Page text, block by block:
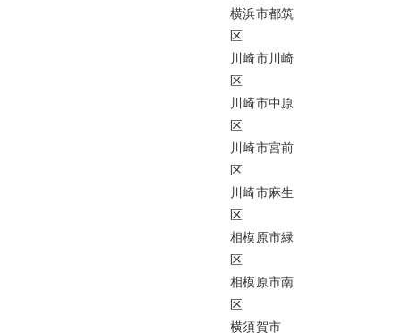
横浜市都筑
区
川崎市川崎
区
川崎市中原
区
川崎市宮前
区
川崎市麻生
区
相模原市緑
区
相模原市南
区
横須賀市